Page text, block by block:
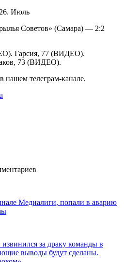
Июль
Советов» (Самара) — 2:2
Гарсия, 77 (ВИДЕО).
73 (ВИДЕО).
нашем телеграм-канале.
Медиалиги, попали в аварию
за драку команды в
выводы будут сделаны.